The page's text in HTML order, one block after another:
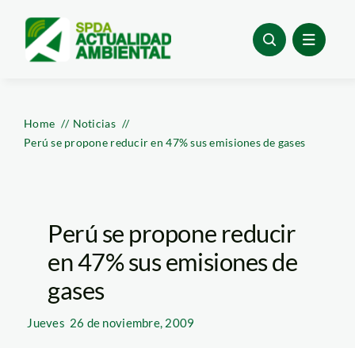
content
Home
Noticias
Perú se propone reducir en 47% sus emisiones de gases
Perú se propone reducir
en 47% sus emisiones de
gases
Jueves 26 de noviembre, 2009